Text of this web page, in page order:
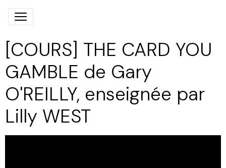
[COURS] THE CARD YOU
GAMBLE de Gary
O'REILLY, enseignée par
Lilly WEST